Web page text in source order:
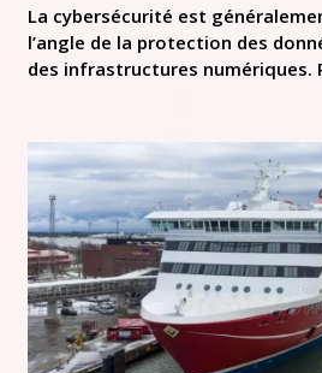
La cybersécurité est
l’angle de la protection des
des infrastructures numériques.